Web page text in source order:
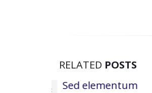
RELATED POSTS